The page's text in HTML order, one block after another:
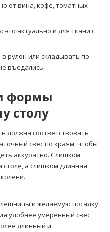
от вина, кофе, томатных
это актуально и для ткани с
рулон или складывать по
въедались.
формы
столу
должна соответствовать
свес по краям, чтобы
аккуратно. Слишком
столе, а слишком длинная
и желаемую посадку:
удобнее умеренный свес,
длинный и